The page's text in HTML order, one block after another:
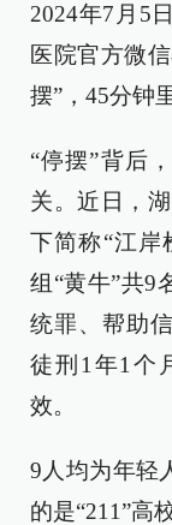
2024年7月5
医院官方微
摆”，45分钟
“停摆”背后
关。近日，
下简称“江岸
组“黄牛”共9
统罪、帮助
徒刑1年1个
效。
9人均为年轻
的是“211”高